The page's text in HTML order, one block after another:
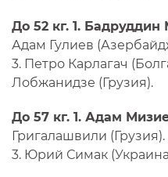
До 52 кг. 1.
Адам Гулиев
3. Петро Карлагач
Лобжанидзе (Грузия).
До 57 кг. 1. Адам
Григалашвили (Грузия).
3. Юрий Симак